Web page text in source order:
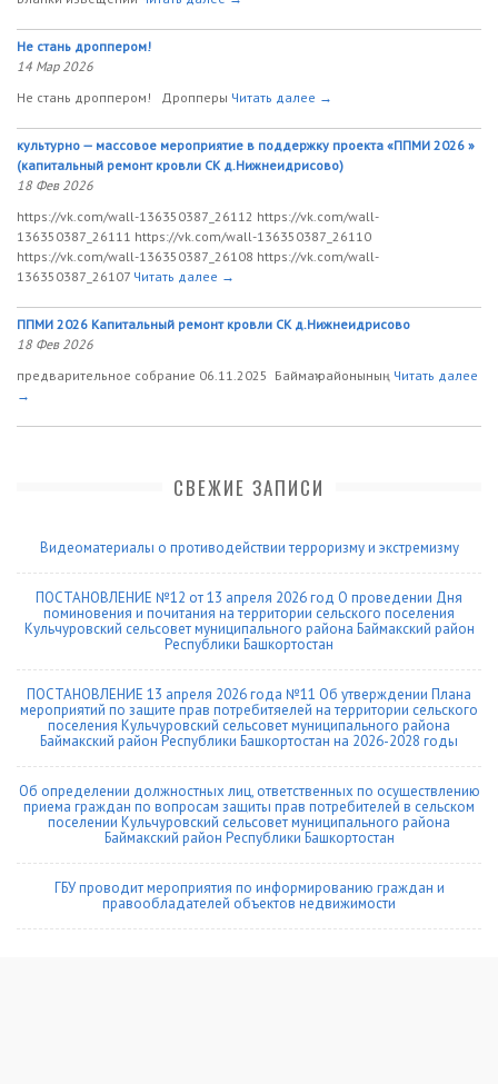
Не стань дроппером!
14 Мар 2026
Не стань дроппером! Дропперы Читать далее →
культурно — массовое мероприятие в поддержку проекта «ППМИ 2026 »
(капитальный ремонт кровли СК д.Нижнеидрисово)
18 Фев 2026
https://vk.com/wall-136350387_26112 https://vk.com/wall-
136350387_26111 https://vk.com/wall-136350387_26110
https://vk.com/wall-136350387_26108 https://vk.com/wall-
136350387_26107 Читать далее →
ППМИ 2026 Капитальный ремонт кровли СК д.Нижнеидрисово
18 Фев 2026
предварительное собрание 06.11.2025 Баймаҡ районының Читать далее
→
СВЕЖИЕ ЗАПИСИ
Видеоматериалы о противодействии терроризму и экстремизму
ПОСТАНОВЛЕНИЕ №12 от 13 апреля 2026 год О проведении Дня
поминовения и почитания на территории сельского поселения
Кульчуровский сельсовет муниципального района Баймакский район
Республики Башкортостан
ПОСТАНОВЛЕНИЕ 13 апреля 2026 года №11 Об утверждении Плана
мероприятий по защите прав потребитяелей на территории сельского
поселения Кульчуровский сельсовет муниципального района
Баймакский район Республики Башкортостан на 2026-2028 годы
Об определении должностных лиц, ответственных по осуществлению
приема граждан по вопросам защиты прав потребителей в сельском
поселении Кульчуровский сельсовет муниципального района
Баймакский район Республики Башкортостан
ГБУ проводит мероприятия по информированию граждан и
правообладателей объектов недвижимости